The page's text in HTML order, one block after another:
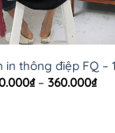
in thông điệp FQ –
₫ – 360.000₫